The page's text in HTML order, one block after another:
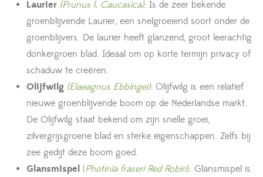
Laurier (Prunus l. Caucasica): Is de zeer bekende
groenblijvende Laurier, een snelgroeiend soort onder de
groenblijvers. De laurier heeft glanzend, groot leerachtig
donkergroen blad. Ideaal om op korte termijn privacy of
schaduw te creëren.
Olijfwilg (Elaeagnus Ebbingei): Olijfwilg is een relatief
nieuwe groenblijvende boom op de Nederlandse markt.
De Olijfwilg staat bekend om zijn snelle groei,
zilvergrijsgroene blad en sterke eigenschappen. Zelfs bij
zee gedijt deze boom goed.
Glansmispel (Photinia fraseri Red Robin): Glansmispel is